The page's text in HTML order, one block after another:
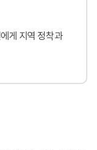
게 지역 정착과